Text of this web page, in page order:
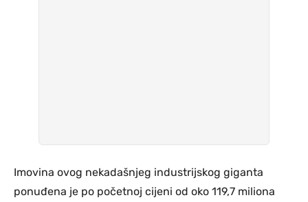
Imovina ovog nekadašnjeg industrijskog giganta
ponuđena je po početnoj cijeni od oko 119,7 miliona